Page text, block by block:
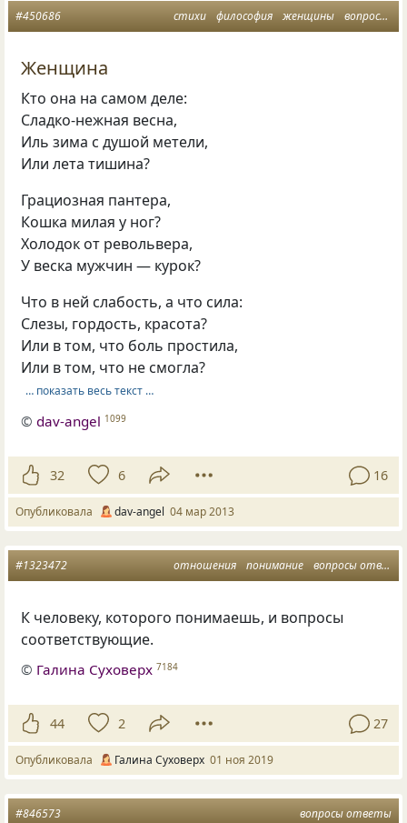
стихи философия женщины вопросы ответы
#450686
Женщина
Кто она на самом деле:
Сладко-нежная весна,
Иль зима с душой метели,
Или лета тишина?
Грациозная пантера,
Кошка милая у ног?
Холодок от револьвера,
У веска мужчин — курок?
Что в ней слабость, а что сила:
Слезы, гордость, красота?
Или в том, что боль простила,
Или в том, что не смогла?
… показать весь текст …
©dav-angel 1099
32 6 16
Опубликовала dav-angel 04 мар 2013
отношения понимание вопросы ответы
#1323472
К человеку, которого понимаешь, и вопросы
соответствующие.
© Галина Суховерх 7184
44 2 27
Опубликовала Галина Суховерх 01 ноя 2019
вопросы ответы
#846573